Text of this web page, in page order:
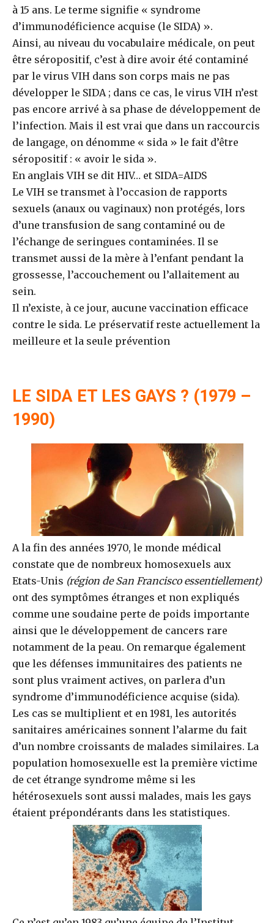
à 15 ans. Le terme signifie « syndrome
d’immunodéficience acquise (le SIDA) ».
Ainsi, au niveau du vocabulaire médicale, on peut
être séropositif, c’est à dire avoir été contaminé
par le virus VIH dans son corps mais ne pas
développer le SIDA ; dans ce cas, le virus VIH n’est
pas encore arrivé à sa phase de développement de
l’infection. Mais il est vrai que dans un raccourcis
de langage, on dénomme « sida » le fait d’être
séropositif : « avoir le sida ».
En anglais VIH se dit HIV… et SIDA=AIDS
Le VIH se transmet à l’occasion de rapports
sexuels (anaux ou vaginaux) non protégés, lors
d’une transfusion de sang contaminé ou de
l’échange de seringues contaminées. Il se
transmet aussi de la mère à l’enfant pendant la
grossesse, l’accouchement ou l’allaitement au
sein.
Il n’existe, à ce jour, aucune vaccination efficace
contre le sida. Le préservatif reste actuellement la
meilleure et la seule prévention
LE SIDA ET LES GAYS ? (1979 –
1990)
A la fin des années 1970, le monde médical
constate que de nombreux homosexuels aux
Etats-Unis (région de San Francisco essentiellement)
ont des symptômes étranges et non expliqués
comme une soudaine perte de poids importante
ainsi que le développement de cancers rare
notamment de la peau. On remarque également
que les défenses immunitaires des patients ne
sont plus vraiment actives, on parlera d’un
syndrome d’immunodéficience acquise (sida).
Les cas se multiplient et en 1981, les autorités
sanitaires américaines sonnent l’alarme du fait
d’un nombre croissants de malades similaires. La
population homosexuelle est la première victime
de cet étrange syndrome même si les
hétérosexuels sont aussi malades, mais les gays
étaient prépondérants dans les statistiques.